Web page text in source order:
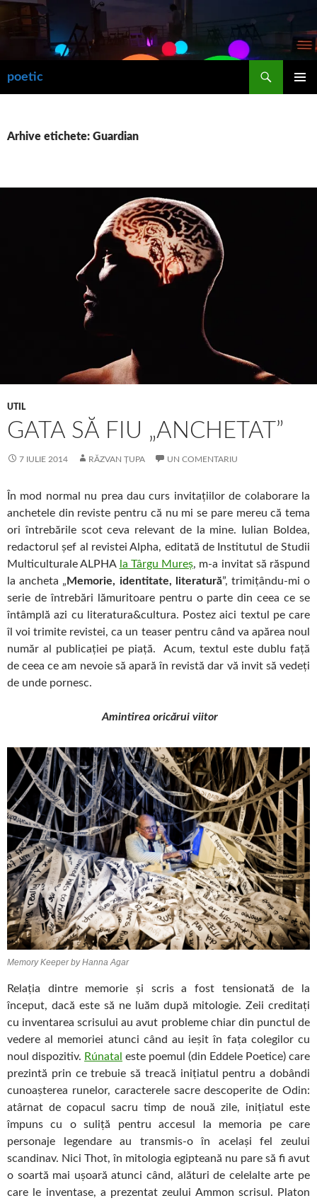
la
poetic
Arhive etichete: Guardian
UTIL
GATA SĂ FIU „ANCHETAT”
7 IULIE 2014 RĂZVAN ȚUPA UN COMENTARIU
În mod normal nu prea dau curs invitaţiilor de colaborare la
anchetele din reviste pentru că nu mi se pare mereu că tema
ori întrebările scot ceva relevant de la mine. Iulian Boldea,
redactorul şef al revistei Alpha, editată de Institutul de Studii
Multiculturale ALPHA la Târgu Mureş, m-a invitat să răspund
la ancheta „ Memorie, identitate, literatură”, trimiţându-mi o
serie de întrebări lămuritoare pentru o parte din ceea ce se
întâmplă azi cu literatura&cultura. Postez aici textul pe care
îl voi trimite revistei, ca un teaser pentru când va apărea noul
număr al publicaţiei pe piaţă. Acum, textul este dublu față
de ceea ce am nevoie să apară în revistă dar vă invit să vedeți
de unde pornesc.
Amintirea oricărui viitor
Memory Keeper by Hanna Agar
Relaţia dintre memorie şi scris a fost tensionată de la
început, dacă este să ne luăm după mitologie. Zeii creditaţi
cu inventarea scrisului au avut probleme chiar din punctul de
vedere al memoriei atunci când au ieşit în faţa colegilor cu
noul dispozitiv. Rúnatal este poemul (din Eddele Poetice) care
prezintă prin ce trebuie să treacă iniţiatul pentru a dobândi
cunoaşterea runelor, caracterele sacre descoperite de Odin:
atârnat de copacul sacru timp de nouă zile, iniţiatul este
împuns cu o suliţă pentru accesul la memoria pe care
personaje legendare au transmis-o în acelaşi fel zeului
scandinav. Nici Thot, în mitologia egipteană nu pare să fi avut
o soartă mai uşoară atunci când, alături de celelalte arte pe
care le inventase, a prezentat zeului Ammon scrisul. Platon